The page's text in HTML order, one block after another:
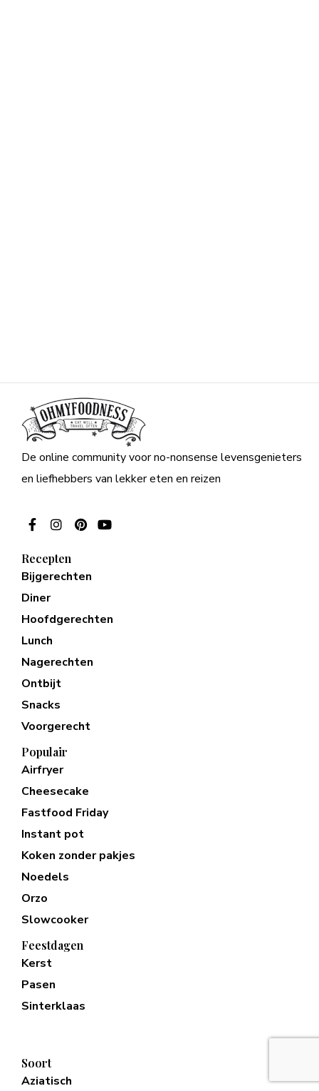
De online community voor no-nonsense levensgenieters
en liefhebbers van lekker eten en reizen
Recepten
Bijgerechten
Diner
Hoofdgerechten
Lunch
Nagerechten
Ontbijt
Snacks
Voorgerecht
Populair
Airfryer
Cheesecake
Fastfood Friday
Instant pot
Koken zonder pakjes
Noedels
Orzo
Slowcooker
Feestdagen
Kerst
Pasen
Sinterklaas
Soort
Aziatisch